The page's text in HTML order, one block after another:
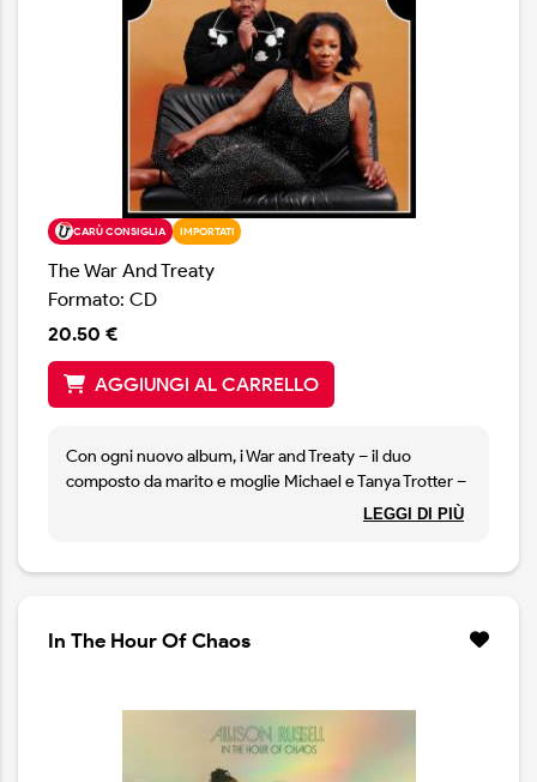
CARÙ CONSIGLIA IMPORTATI
The War And Treaty
Formato: CD
20.50 €
AGGIUNGI AL CARRELLO
Con ogni nuovo album, i War and Treaty – il duo
composto da marito e moglie Michael e Tanya Trotter –
trasportano la loro musica soul su un terreno
Muovendosi tra country, blues e southern soul, il disco
LEGGI DI PIÙ
In The Hour Of Chaos